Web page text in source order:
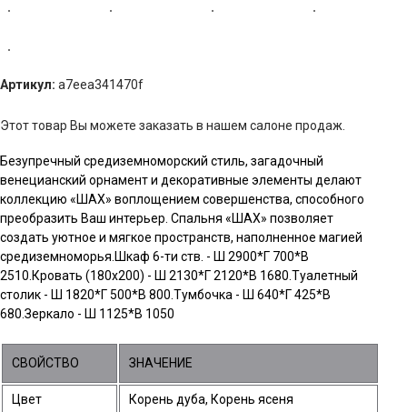
Артикул: a7eea341470f
Этот товар Вы можете заказать в нашем салоне продаж.
Безупречный средиземноморский стиль, загадочный
венецианский орнамент и декоративные элементы делают
коллекцию «ШАХ» воплощением совершенства, способного
преобразить Ваш интерьер. Спальня «ШАХ» позволяет
создать уютное и мягкое пространств, наполненное магией
средиземноморья.Шкаф 6-ти ств. - Ш 2900*Г 700*В
2510.Кровать (180х200) - Ш 2130*Г 2120*В 1680.Туалетный
столик - Ш 1820*Г 500*В 800.Тумбочка - Ш 640*Г 425*В
680.Зеркало - Ш 1125*В 1050
СВОЙСТВО ЗНАЧЕНИЕ
Цвет Корень дуба, Корень ясеня